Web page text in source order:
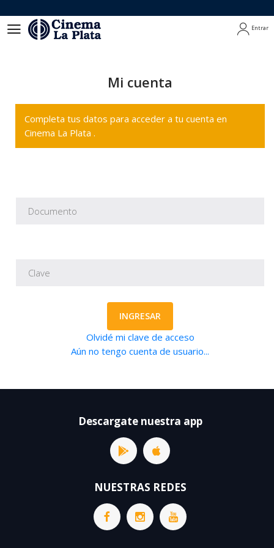
Entrar
Mi cuenta
Completa tus datos para acceder a tu cuenta en
Cinema La Plata .
INGRESAR
Olvidé mi clave de acceso
Aún no tengo cuenta de usuario...
Descargate nuestra app
NUESTRAS REDES